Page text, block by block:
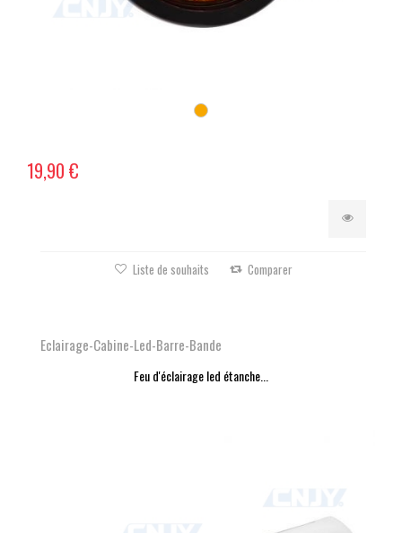
19,90 €
Liste de souhaits Comparer
Eclairage-Cabine-Led-Barre-Bande
Feu d'éclairage led étanche...